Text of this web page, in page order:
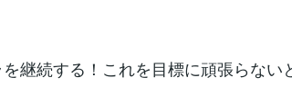
継続する！これを目標に頑張らない